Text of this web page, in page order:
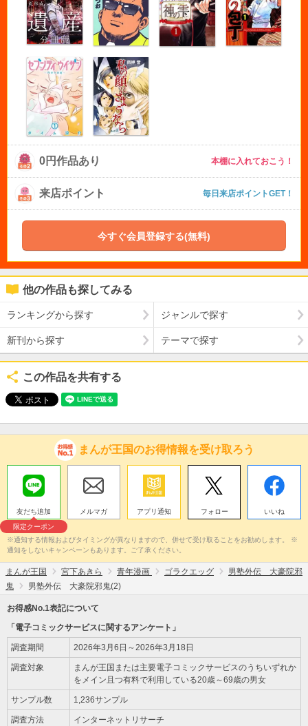
0円作品あり 本棚に入れておこう！
来店ポイント 毎日来店ポイントGET！
今すぐ会員登録する(無料)
他の作品も探してみる
ランキングから探す ジャンルで探す
新刊から探す テーマで探す
この作品を共有する
まんが王国のお得情報を受け取ろう
友だち追加
限定クーポン
メルマガ アプリ通知 フォロー いいね
※通知する情報およびタイミングが異なりますので、併せて受け取ることをお勧めします。 ※
通知をしないキャンペーンもあります。ご了承ください。
まんが王国 宮下あきら 青年漫画 ゴラクエッグ
男塾外伝 大豪院邪
鬼
男塾外伝 大豪院邪鬼(2)
お得感No.1表記について
「電子コミックサービスに関するアンケート」
調査期間 2026年3月6日～2026年3月18日
調査対象
まんが王国または主要電子コミックサービスのうちいずれか
をメイン且つ有料で利用している20歳～69歳の男女
サンプル数 1,236サンプル
調査方法 インターネットリサーチ